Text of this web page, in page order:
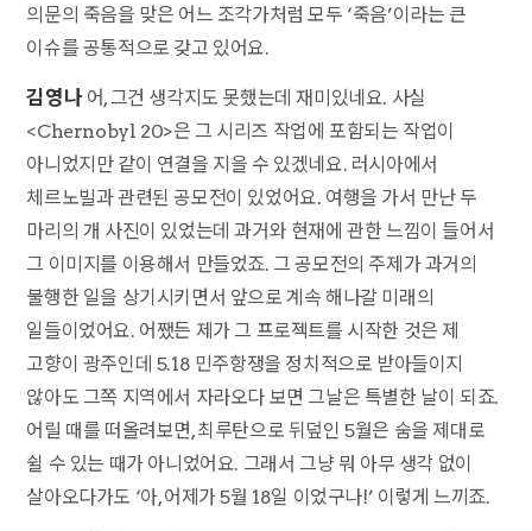
의문의 죽음을 맞은 어느 조각가처럼 모두 ‘죽음’이라는 큰
이슈를 공통적으로 갖고 있어요.
김영나 어, 그건 생각지도 못했는데 재미있네요. 사실
<Chernobyl 20>은 그 시리즈 작업에 포함되는 작업이
아니었지만 같이 연결을 지을 수 있겠네요. 러시아에서
체르노빌과 관련된 공모전이 있었어요. 여행을 가서 만난 두
마리의 개 사진이 있었는데 과거와 현재에 관한 느낌이 들어서
그 이미지를 이용해서 만들었죠. 그 공모전의 주제가 과거의
불행한 일을 상기시키면서 앞으로 계속 해나갈 미래의
일들이었어요. 어쨌든 제가 그 프로젝트를 시작한 것은 제
고향이 광주인데 5.18 민주항쟁을 정치적으로 받아들이지
않아도 그쪽 지역에서 자라오다 보면 그날은 특별한 날이 되죠.
어릴 때를 떠올려보면, 최루탄으로 뒤덮인 5월은 숨을 제대로
쉴 수 있는 때가 아니었어요. 그래서 그냥 뭐 아무 생각 없이
살아오다가도 ‘아, 어제가 5월 18일 이었구나!’ 이렇게 느끼죠.